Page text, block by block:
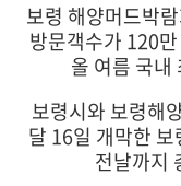
보령 해양머드박
방문객수가 120
올 여름 국내
보령시와 보령해
달 16일 개막한
전날까지